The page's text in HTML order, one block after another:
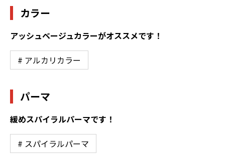
カラー
アッシュベージュカラーがオススメです！
# アルカリカラー
パーマ
緩めスパイラルパーマです！
# スパイラルパーマ